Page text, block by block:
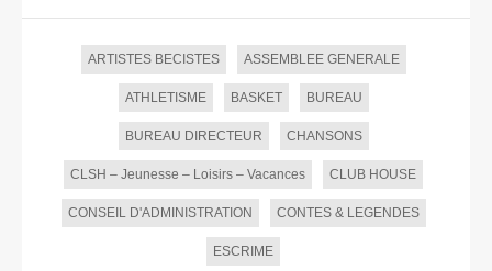
ARTISTES BECISTES ASSEMBLEE GENERALE
ATHLETISME BASKET BUREAU
BUREAU DIRECTEUR CHANSONS
CLSH – Jeunesse – Loisirs – Vacances CLUB HOUSE
CONSEIL D'ADMINISTRATION CONTES & LEGENDES
ESCRIME